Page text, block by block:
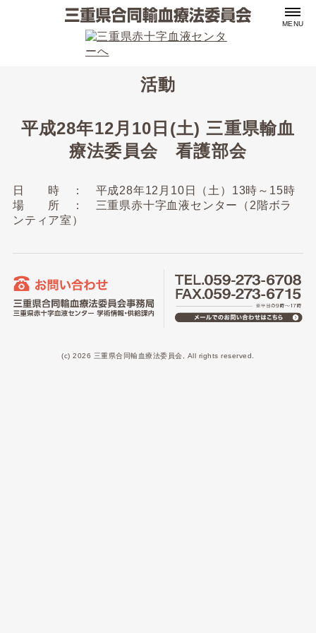
MENU
活動
平成28年12月10日(土) 三重県輸血
療法委員会 看護部会
日 時 ： 平成28年12月10日（土）13時～15時
場 所 ： 三重県赤十字血液センター（2階ボラ
ンティア室）
(c) 2026 三重県合同輸血療法委員会, All rights reserved.